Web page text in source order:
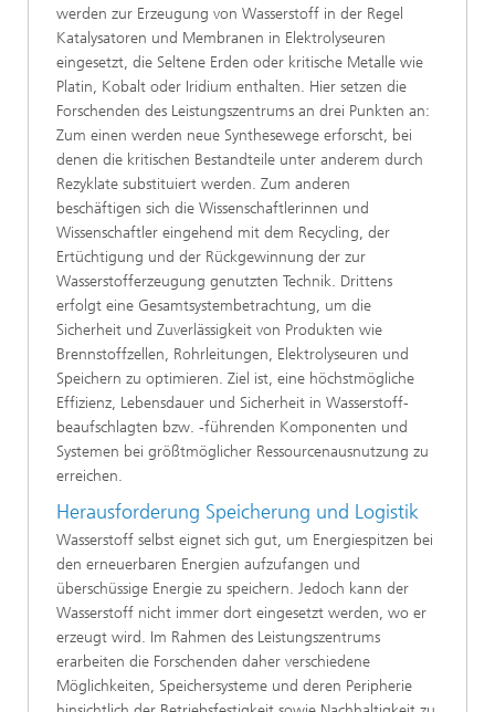
werden zur Erzeugung von Wasserstoff in der Regel
Katalysatoren und Membranen in Elektrolyseuren
eingesetzt, die Seltene Erden oder kritische Metalle wie
Platin, Kobalt oder Iridium enthalten. Hier setzen die
Forschenden des Leistungszentrums an drei Punkten an:
Zum einen werden neue Synthesewege erforscht, bei
denen die kritischen Bestandteile unter anderem durch
Rezyklate substituiert werden. Zum anderen
beschäftigen sich die Wissenschaftlerinnen und
Wissenschaftler eingehend mit dem Recycling, der
Ertüchtigung und der Rückgewinnung der zur
Wasserstofferzeugung genutzten Technik. Drittens
erfolgt eine Gesamtsystembetrachtung, um die
Sicherheit und Zuverlässigkeit von Produkten wie
Brennstoffzellen, Rohrleitungen, Elektrolyseuren und
Speichern zu optimieren. Ziel ist, eine höchstmögliche
Effizienz, Lebensdauer und Sicherheit in Wasserstoff-
beaufschlagten bzw. -führenden Komponenten und
Systemen bei größtmöglicher Ressourcenausnutzung zu
erreichen.
Herausforderung Speicherung und Logistik
Wasserstoff selbst eignet sich gut, um Energiespitzen bei
den erneuerbaren Energien aufzufangen und
überschüssige Energie zu speichern. Jedoch kann der
Wasserstoff nicht immer dort eingesetzt werden, wo er
erzeugt wird. Im Rahmen des Leistungszentrums
erarbeiten die Forschenden daher verschiedene
Möglichkeiten, Speichersysteme und deren Peripherie